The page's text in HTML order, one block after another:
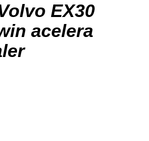
EX30
acelera